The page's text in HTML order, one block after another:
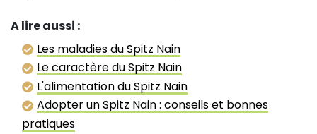
A lire aussi :
Les maladies du Spitz Nain
Le caractère du Spitz Nain
L'alimentation du Spitz Nain
Adopter un Spitz Nain : conseils et bonnes
pratiques